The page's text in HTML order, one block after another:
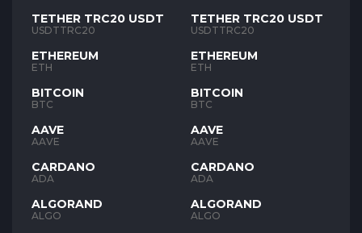
TETHER TRC20 USDT
USDTTRC20
ETHEREUM
ETH
BITCOIN
BTC
AAVE
AAVE
CARDANO
ADA
ALGORAND
ALGO
TETHER TRC20 USDT
USDTTRC20
ETHEREUM
ETH
BITCOIN
BTC
AAVE
AAVE
CARDANO
ADA
ALGORAND
ALGO